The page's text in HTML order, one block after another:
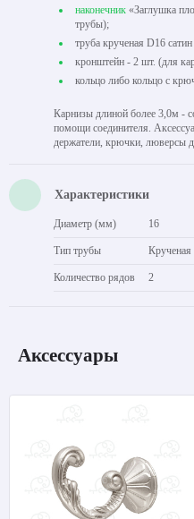
наконечник «Заглушка
трубы);
труба крученая D16
кронштейн - 2 шт. (для
кольцо либо кольцо с
Карнизы длиной более 3,0м -
помощи соединителя.
держатели, крючки, люверсы
Характеристики
Диаметр (мм) 16
Тип трубы Крученая
Количество рядов 2
Аксессуары